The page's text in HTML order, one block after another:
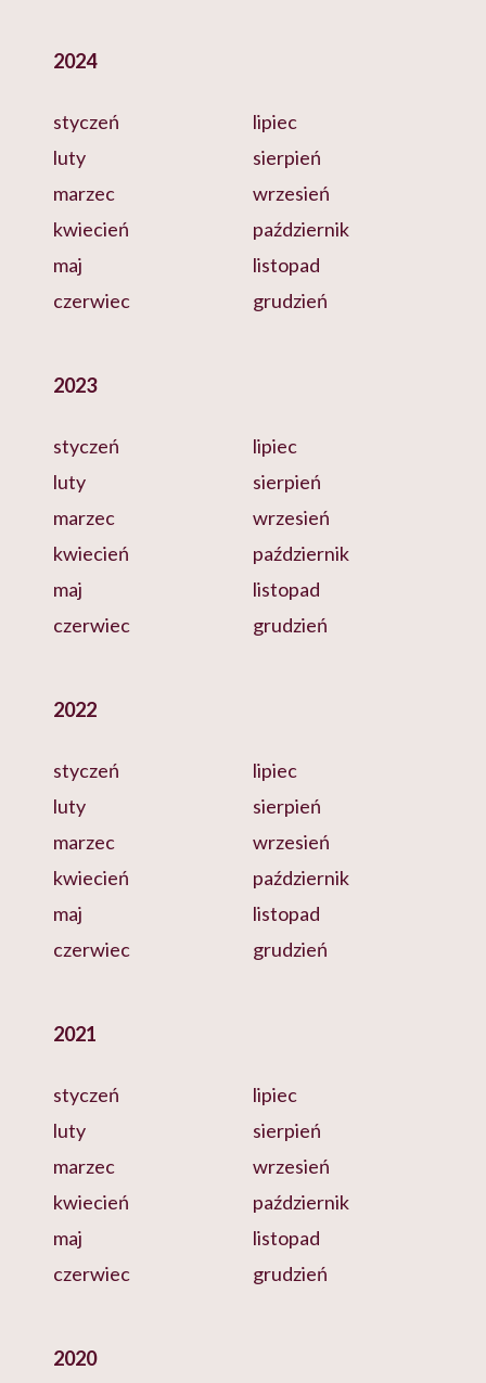
2024
styczeń
luty
marzec
kwiecień
maj
czerwiec
lipiec
sierpień
wrzesień
październik
listopad
grudzień
2023
styczeń
luty
marzec
kwiecień
maj
czerwiec
lipiec
sierpień
wrzesień
październik
listopad
grudzień
2022
styczeń
luty
marzec
kwiecień
maj
czerwiec
lipiec
sierpień
wrzesień
październik
listopad
grudzień
2021
styczeń
luty
marzec
kwiecień
maj
czerwiec
lipiec
sierpień
wrzesień
październik
listopad
grudzień
2020